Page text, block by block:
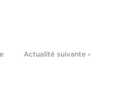
Actualité suivante ›